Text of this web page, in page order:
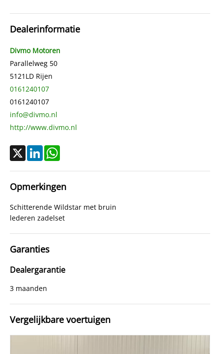
Dealerinformatie
Divmo Motoren
Parallelweg 50
5121LD Rijen
0161240107
0161240107
info@divmo.nl
http://www.divmo.nl
LinkedIn
Opmerkingen
Schitterende Wildstar met bruin
lederen zadelset
Garanties
Dealergarantie
3 maanden
Vergelijkbare voertuigen